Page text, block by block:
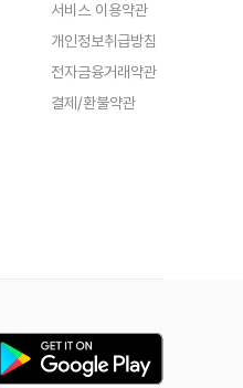
서비스 이용약관
개인정보취급방침
전자금융거래약관
결제/환불약관